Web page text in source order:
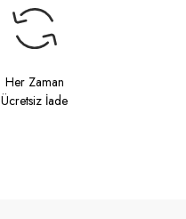
Her Zaman
Ücretsiz İade